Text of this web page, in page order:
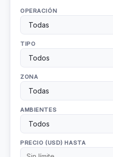
OPERACIÓN
TIPO
ZONA
AMBIENTES
PRECIO (USD) HASTA